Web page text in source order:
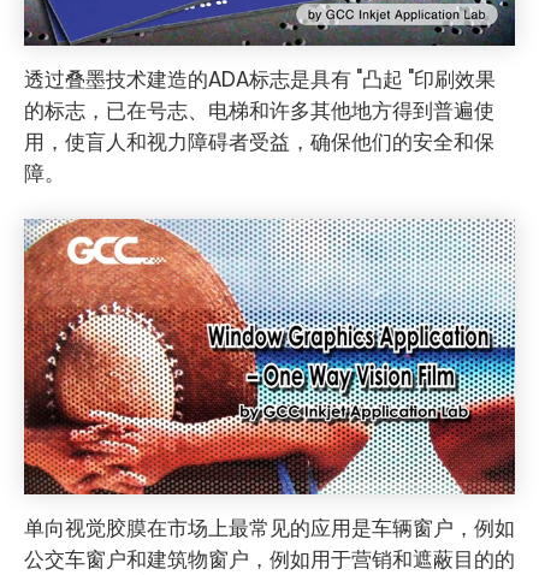
透过叠墨技术建造的ADA标志是具有 "凸起 "印刷效果
的标志，已在号志、电梯和许多其他地方得到普遍使
用，使盲人和视力障碍者受益，确保他们的安全和保
障。
单向视觉胶膜在市场上最常见的应用是车辆窗户，例如
公交车窗户和建筑物窗户，例如用于营销和遮蔽目的的